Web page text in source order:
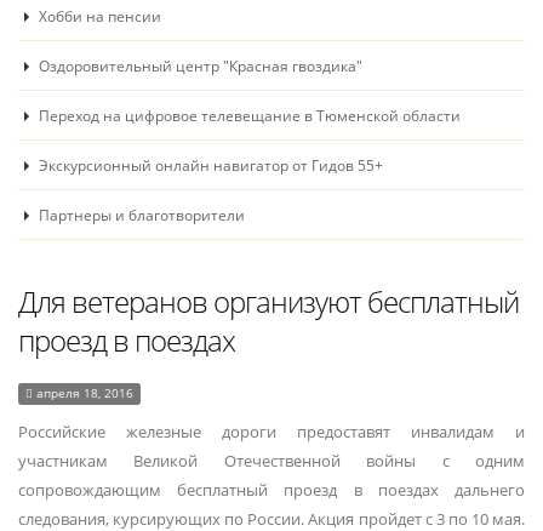
Хобби на пенсии
Оздоровительный центр "Красная гвоздика"
Переход на цифровое телевещание в Тюменской области
Экскурсионный онлайн навигатор от Гидов 55+
Партнеры и благотворители
Для ветеранов организуют бесплатный
проезд в поездах
апреля 18, 2016
Российские железные дороги предоставят инвалидам и
участникам Великой Отечественной войны с одним
сопровождающим бесплатный проезд в поездах дальнего
следования, курсирующих по России. Акция пройдет с 3 по 10 мая.